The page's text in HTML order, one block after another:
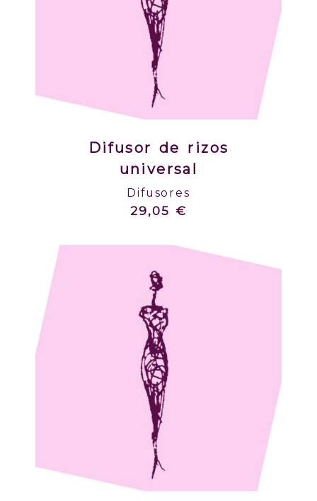
Difusor de rizos
universal
Difusores
29,05 €